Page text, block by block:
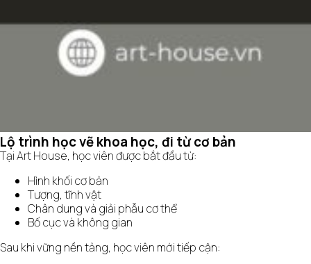
Lộ trình học vẽ khoa học, đi từ cơ bản
Tại Art House, học viên được bắt đầu từ:
Hình khối cơ bản
Tượng, tĩnh vật
Chân dung và giải phẫu cơ thể
Bố cục và không gian
Sau khi vững nền tảng, học viên mới tiếp cận: